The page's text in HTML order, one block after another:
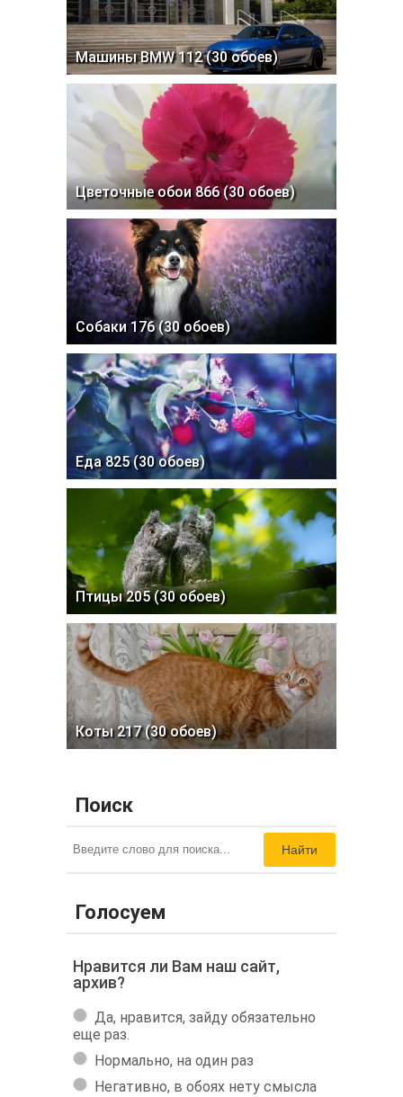
Машины BMW 112 (30 обоев)
Цветочные обои 866 (30 обоев)
Собаки 176 (30 обоев)
Еда 825 (30 обоев)
Птицы 205 (30 обоев)
Коты 217 (30 обоев)
Поиск
Найти
Голосуем
Нравится ли Вам наш сайт,
архив?
Да, нравится, зайду обязательно
еще раз.
Нормально, на один раз
Негативно, в обоях нету смысла